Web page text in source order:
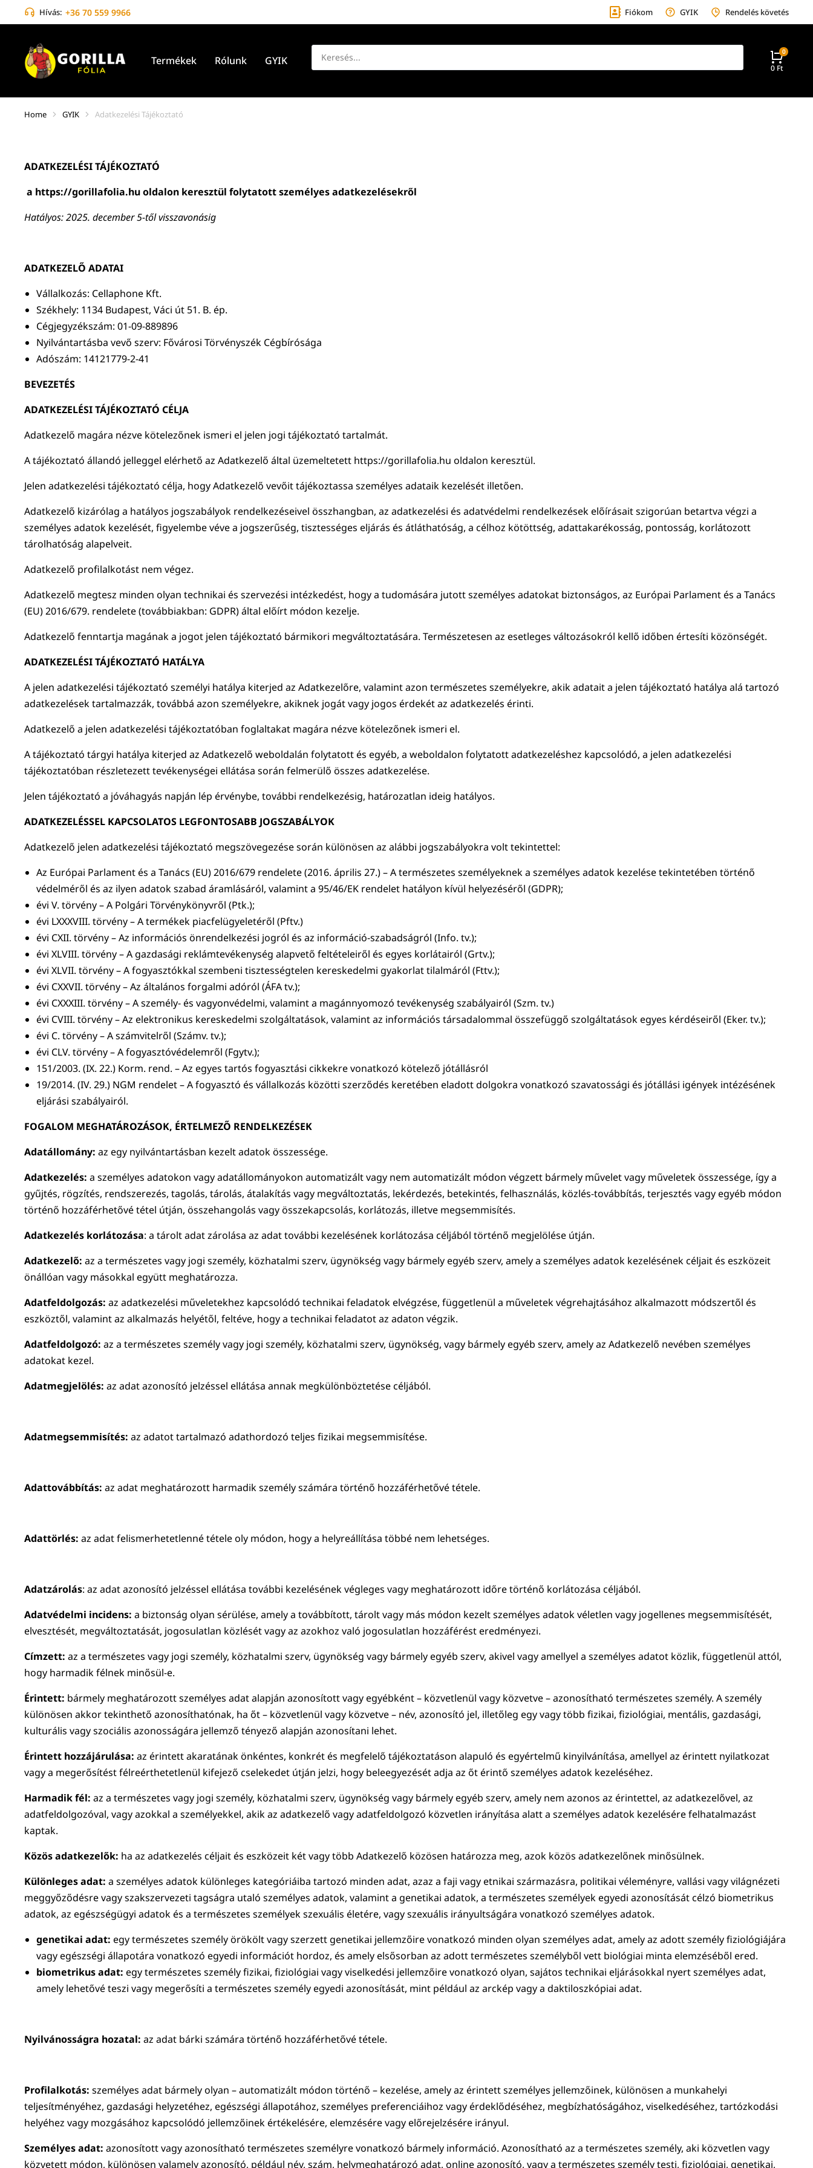
Hívás: +36 70 559 9966 Fiókom GYIK Rendelés követés
Termékek Rólunk GYIK
0 Ft
You are here:
Home GYIK Adatkezelési Tájékoztató
ADATKEZELÉSI TÁJÉKOZTATÓ
a https://gorillafolia.huoldalon keresztül folytatott személyes adatkezelésekről
Hatályos: 2025. december 5-től visszavonásig
ADATKEZELŐ ADATAI
Vállalkozás: Cellaphone Kft.
Székhely: 1134 Budapest, Váci út 51. B. ép.
Cégjegyzékszám: 01-09-889896
Nyilvántartásba vevő szerv: Fővárosi Törvényszék Cégbírósága
Adószám: 14121779-2-41
BEVEZETÉS
ADATKEZELÉSI TÁJÉKOZTATÓ CÉLJA
Adatkezelő magára nézve kötelezőnek ismeri el jelen jogi tájékoztató tartalmát.
A tájékoztató állandó jelleggel elérhető az Adatkezelő által üzemeltetett https://gorillafolia.hu oldalon keresztül.
Jelen adatkezelési tájékoztató célja, hogy Adatkezelő vevőit tájékoztassa személyes adataik kezelését illetően.
Adatkezelő kizárólag a hatályos jogszabályok rendelkezéseivel összhangban, az adatkezelési és adatvédelmi rendelkezések előírásait szigorúan betartva végzi a
személyes adatok kezelését, figyelembe véve a jogszerűség, tisztességes eljárás és átláthatóság, a célhoz kötöttség, adattakarékosság, pontosság, korlátozott
tárolhatóság alapelveit.
Adatkezelő profilalkotást nem végez.
Adatkezelő megtesz minden olyan technikai és szervezési intézkedést, hogy a tudomására jutott személyes adatokat biztonságos, az Európai Parlament és a Tanács
(EU) 2016/679. rendelete (továbbiakban: GDPR) által előírt módon kezelje.
Adatkezelő fenntartja magának a jogot jelen tájékoztató bármikori megváltoztatására. Természetesen az esetleges változásokról kellő időben értesíti közönségét.
ADATKEZELÉSI TÁJÉKOZTATÓ HATÁLYA
A jelen adatkezelési tájékoztató személyi hatálya kiterjed az Adatkezelőre, valamint azon természetes személyekre, akik adatait a jelen tájékoztató hatálya alá tartozó
adatkezelések tartalmazzák, továbbá azon személyekre, akiknek jogát vagy jogos érdekét az adatkezelés érinti.
Adatkezelő a jelen adatkezelési tájékoztatóban foglaltakat magára nézve kötelezőnek ismeri el.
A tájékoztató tárgyi hatálya kiterjed az Adatkezelő weboldalán folytatott és egyéb, a weboldalon folytatott adatkezeléshez kapcsolódó, a jelen adatkezelési
tájékoztatóban részletezett tevékenységei ellátása során felmerülő összes adatkezelése.
Jelen tájékoztató a jóváhagyás napján lép érvénybe, további rendelkezésig, határozatlan ideig hatályos.
ADATKEZELÉSSEL KAPCSOLATOS LEGFONTOSABB JOGSZABÁLYOK
Adatkezelő jelen adatkezelési tájékoztató megszövegezése során különösen az alábbi jogszabályokra volt tekintettel:
Az Európai Parlament és a Tanács (EU) 2016/679 rendelete (2016. április 27.) – A természetes személyeknek a személyes adatok kezelése tekintetében történő
védelméről és az ilyen adatok szabad áramlásáról, valamint a 95/46/EK rendelet hatályon kívül helyezéséről (GDPR);
évi V. törvény – A Polgári Törvénykönyvről (Ptk.);
évi LXXXVIII. törvény – A termékek piacfelügyeletéről (Pftv.)
évi CXII. törvény – Az információs önrendelkezési jogról és az információ-szabadságról (Info. tv.);
évi XLVIII. törvény – A gazdasági reklámtevékenység alapvető feltételeiről és egyes korlátairól (Grtv.);
évi XLVII. törvény – A fogyasztókkal szembeni tisztességtelen kereskedelmi gyakorlat tilalmáról (Fttv.);
évi CXXVII. törvény – Az általános forgalmi adóról (ÁFA tv.);
évi CXXXIII. törvény – A személy- és vagyonvédelmi, valamint a magánnyomozó tevékenység szabályairól (Szm. tv.)
évi CVIII. törvény – Az elektronikus kereskedelmi szolgáltatások, valamint az információs társadalommal összefüggő szolgáltatások egyes kérdéseiről (Eker. tv.);
évi C. törvény – A számvitelről (Számv. tv.);
évi CLV. törvény – A fogyasztóvédelemről (Fgytv.);
151/2003. (IX. 22.) Korm. rend. – Az egyes tartós fogyasztási cikkekre vonatkozó kötelező jótállásról
19/2014. (IV. 29.) NGM rendelet – A fogyasztó és vállalkozás közötti szerződés keretében eladott dolgokra vonatkozó szavatossági és jótállási igények intézésének
eljárási szabályairól.
FOGALOM MEGHATÁROZÁSOK, ÉRTELMEZŐ RENDELKEZÉSEK
Adatállomány: az egy nyilvántartásban kezelt adatok összessége.
Adatkezelés: a személyes adatokon vagy adatállományokon automatizált vagy nem automatizált módon végzett bármely művelet vagy műveletek összessége, így a
gyűjtés, rögzítés, rendszerezés, tagolás, tárolás, átalakítás vagy megváltoztatás, lekérdezés, betekintés, felhasználás, közlés-továbbítás, terjesztés vagy egyéb módon
történő hozzáférhetővé tétel útján, összehangolás vagy összekapcsolás, korlátozás, illetve megsemmisítés.
Adatkezelés korlátozása: a tárolt adat zárolása az adat további kezelésének korlátozása céljából történő megjelölése útján.
Adatkezelő: az a természetes vagy jogi személy, közhatalmi szerv, ügynökség vagy bármely egyéb szerv, amely a személyes adatok kezelésének céljait és eszközeit
önállóan vagy másokkal együtt meghatározza.
Adatfeldolgozás: az adatkezelési műveletekhez kapcsolódó technikai feladatok elvégzése, függetlenül a műveletek végrehajtásához alkalmazott módszertől és
eszköztől, valamint az alkalmazás helyétől, feltéve, hogy a technikai feladatot az adaton végzik.
Adatfeldolgozó: az a természetes személy vagy jogi személy, közhatalmi szerv, ügynökség, vagy bármely egyéb szerv, amely az Adatkezelő nevében személyes
adatokat kezel.
Adatmegjelölés: az adat azonosító jelzéssel ellátása annak megkülönböztetése céljából.
Adatmegsemmisítés: az adatot tartalmazó adathordozó teljes fizikai megsemmisítése.
Adattovábbítás: az adat meghatározott harmadik személy számára történő hozzáférhetővé tétele.
Adattörlés: az adat felismerhetetlenné tétele oly módon, hogy a helyreállítása többé nem lehetséges.
Adatzárolás: az adat azonosító jelzéssel ellátása további kezelésének végleges vagy meghatározott időre történő korlátozása céljából.
Adatvédelmi incidens: a biztonság olyan sérülése, amely a továbbított, tárolt vagy más módon kezelt személyes adatok véletlen vagy jogellenes megsemmisítését,
elvesztését, megváltoztatását, jogosulatlan közlését vagy az azokhoz való jogosulatlan hozzáférést eredményezi.
Címzett: az a természetes vagy jogi személy, közhatalmi szerv, ügynökség vagy bármely egyéb szerv, akivel vagy amellyel a személyes adatot közlik, függetlenül attól,
hogy harmadik félnek minősül-e.
Érintett: bármely meghatározott személyes adat alapján azonosított vagy egyébként – közvetlenül vagy közvetve – azonosítható természetes személy. A személy
különösen akkor tekinthető azonosíthatónak, ha őt – közvetlenül vagy közvetve – név, azonosító jel, illetőleg egy vagy több fizikai, fiziológiai, mentális, gazdasági,
kulturális vagy szociális azonosságára jellemző tényező alapján azonosítani lehet.
Érintett hozzájárulása: az érintett akaratának önkéntes, konkrét és megfelelő tájékoztatáson alapuló és egyértelmű kinyilvánítása, amellyel az érintett nyilatkozat
vagy a megerősítést félreérthetetlenül kifejező cselekedet útján jelzi, hogy beleegyezését adja az őt érintő személyes adatok kezeléséhez.
Harmadik fél: az a természetes vagy jogi személy, közhatalmi szerv, ügynökség vagy bármely egyéb szerv, amely nem azonos az érintettel, az adatkezelővel, az
adatfeldolgozóval, vagy azokkal a személyekkel, akik az adatkezelő vagy adatfeldolgozó közvetlen irányítása alatt a személyes adatok kezelésére felhatalmazást
kaptak.
Közös adatkezelők: ha az adatkezelés céljait és eszközeit két vagy több Adatkezelő közösen határozza meg, azok közös adatkezelőnek minősülnek.
Különleges adat: a személyes adatok különleges kategóriáiba tartozó minden adat, azaz a faji vagy etnikai származásra, politikai véleményre, vallási vagy világnézeti
meggyőződésre vagy szakszervezeti tagságra utaló személyes adatok, valamint a genetikai adatok, a természetes személyek egyedi azonosítását célzó biometrikus
adatok, az egészségügyi adatok és a természetes személyek szexuális életére, vagy szexuális irányultságára vonatkozó személyes adatok.
genetikai adat: egy természetes személy örökölt vagy szerzett genetikai jellemzőire vonatkozó minden olyan személyes adat, amely az adott személy fiziológiájára
vagy egészségi állapotára vonatkozó egyedi információt hordoz, és amely elsősorban az adott természetes személyből vett biológiai minta elemzéséből ered.
biometrikus adat: egy természetes személy fizikai, fiziológiai vagy viselkedési jellemzőire vonatkozó olyan, sajátos technikai eljárásokkal nyert személyes adat,
amely lehetővé teszi vagy megerősíti a természetes személy egyedi azonosítását, mint például az arckép vagy a daktiloszkópiai adat.
Nyilvánosságra hozatal: az adat bárki számára történő hozzáférhetővé tétele.
Profilalkotás: személyes adat bármely olyan – automatizált módon történő – kezelése, amely az érintett személyes jellemzőinek, különösen a munkahelyi
teljesítményéhez, gazdasági helyzetéhez, egészségi állapotához, személyes preferenciáihoz vagy érdeklődéséhez, megbízhatóságához, viselkedéséhez, tartózkodási
helyéhez vagy mozgásához kapcsolódó jellemzőinek értékelésére, elemzésére vagy előrejelzésére irányul.
Személyes adat: azonosított vagy azonosítható természetes személyre vonatkozó bármely információ. Azonosítható az a természetes személy, aki közvetlen vagy
közvetett módon, különösen valamely azonosító, például név, szám, helymeghatározó adat, online azonosító, vagy a természetes személy testi, fiziológiai, genetikai,